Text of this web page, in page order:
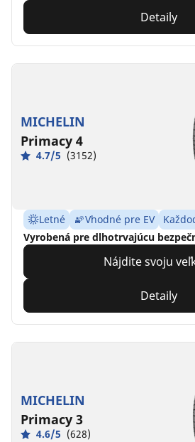
Detaily
MICHELIN
Primacy 4
4.7/5 (3152)
Letné Vhodné pre EV
Vyrobená pre dlhotrvajúcu
Nájdite svoju
Detaily
MICHELIN
Primacy 3
4.6/5 (628)